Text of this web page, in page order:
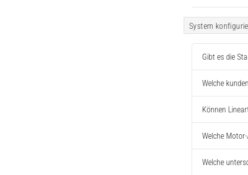
System
Gibt es die
Welche
Können
Welche
Welche